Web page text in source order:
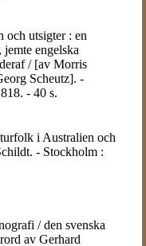
och utsigter : en
engelska
/ [av Morris
Scheutz]. -
- 40 s.
i Australien och
- Stockholm :
/ den svenska
av Gerhard